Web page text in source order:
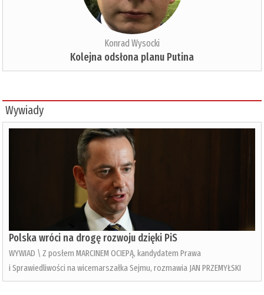
Konrad Wysocki
Kolejna odsłona planu Putina
Wywiady
Polska wróci na drogę rozwoju dzięki PiS
WYWIAD \ Z posłem MARCINEM OCIEPĄ, kandydatem Prawa
i Sprawiedliwości na wicemarszałka Sejmu, rozmawia JAN PRZEMYŁSKI